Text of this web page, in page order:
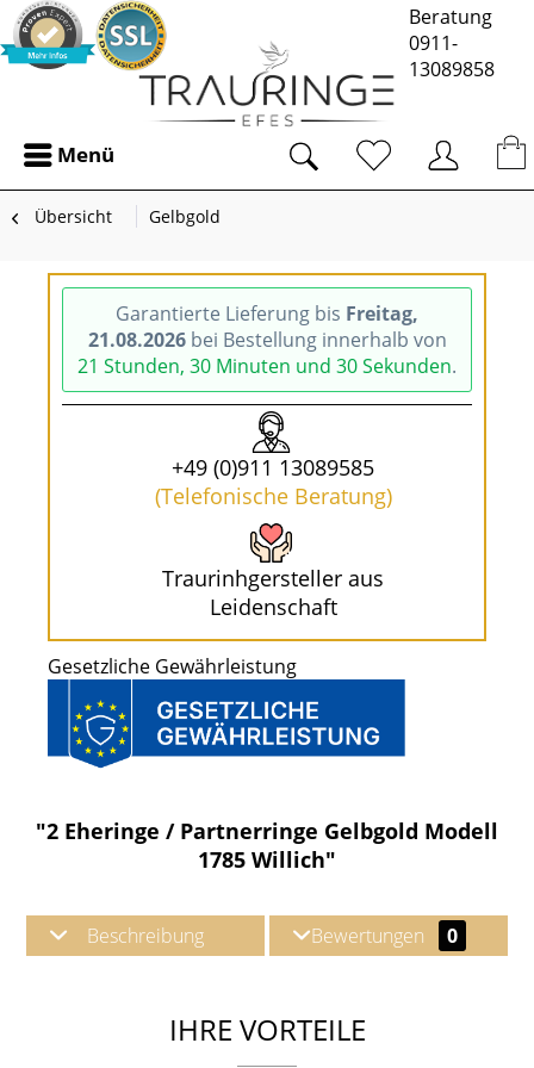
Beratung
0911-
13089858
Menü
Übersicht Gelbgold
Garantierte Lieferung bis Freitag,
21.08.2026bei Bestellung innerhalb von
21 Stunden, 30 Minuten und 29 Sekunden.
+49 (0)911 13089585
(Telefonische Beratung)
Traurinhgersteller aus
Leidenschaft
Gesetzliche Gewährleistung
"2 Eheringe / Partnerringe Gelbgold Modell
1785 Willich"
Beschreibung Bewertungen 0
IHRE VORTEILE